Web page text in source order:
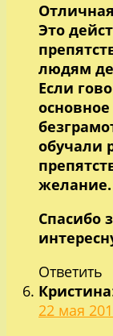
Это
людям
Если
обучали
желание.
Спасибо
Ответить
Кристина
22 мая